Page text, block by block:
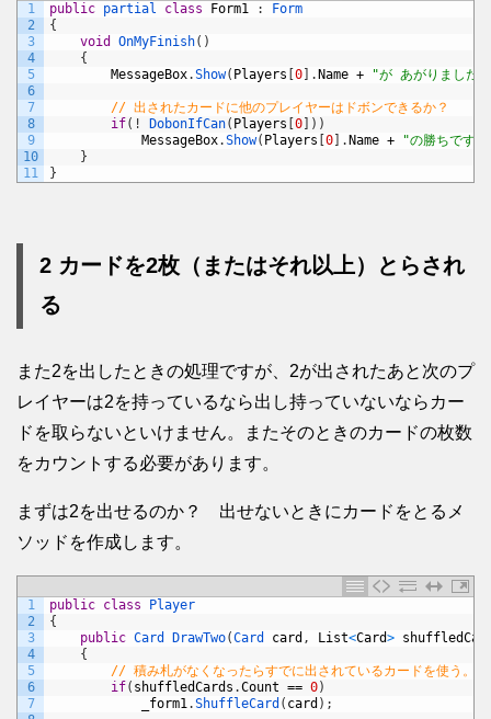
1
2
3
4
5
6
7
8
9
10
11
public partial class Form1 :
Form
{
void
OnMyFinish( )
{
MessageBox.Show( Players 0 . Name + "が あがりました"
// 出されたカードに他のプレイヤーはドボンできるか？
if( ! DobonIfCan( Players 0 ) )
MessageBox.Show( Players 0 . Name + "の勝ちです"
}
}
2 カードを2枚（またはそれ以上）とらされ
る
また2を出したときの処理ですが、2が出されたあと次のプ
レイヤーは2を持っているなら出し持っていないならカー
ドを取らないといけません。またそのときのカードの枚数
をカウントする必要があります。
まずは2を出せるのか？ 出せないときにカードをとるメ
ソッドを作成します。
1
2
3
4
5
6
7
public class
Player
{
public Card DrawTwo(Card card , List<Card>
{
// 積み札がなくなったらすでに出されているカードを使う。
if( shuffledCards .Count == 0)
_form1.ShuffleCard ( card ) ;